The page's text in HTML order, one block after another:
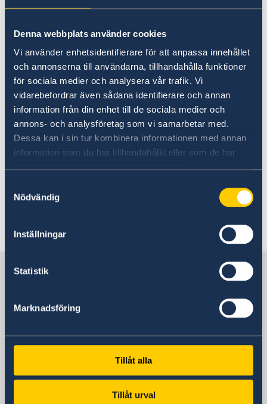
Denna webbplats använder cookies
Vi använder enhetsidentifierare för att anpassa innehållet
och annonserna till användarna, tillhandahålla funktioner
för sociala medier och analysera vår trafik. Vi
vidarebefordrar även sådana identifierare och annan
information från din enhet till de sociala medier och
annons- och analysföretag som vi samarbetar med.
Dessa kan i sin tur kombinera informationen med annan
information som du har tillhandahållit eller som de har
Nödvändig
Inställningar
Statistik
Marknadsföring
Tillåt alla
Tillåt urval
スウェーデン大使館、北海道で公式視察
2026年3月6日
Study+Work in Sweden スウェーデン
留学+キャリアフェア in Hokkaido
2026年2月18日
2026年外交政策声明における政府の優
« 1 2 3
日本の中のスウェーデン
スウェーデン大使館
住所
東京都港区赤坂1-12-32アーク森ビル16階